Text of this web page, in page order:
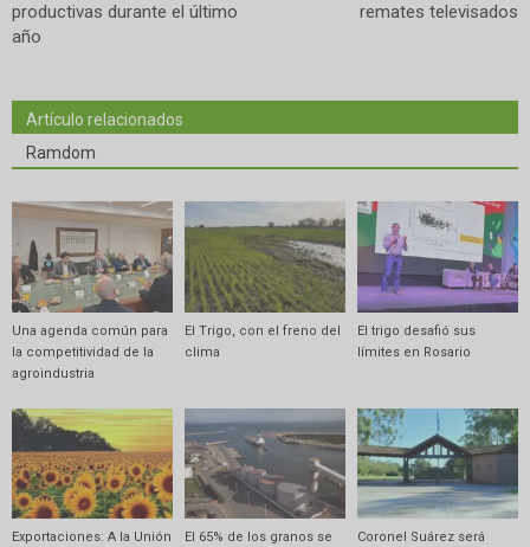
productivas durante el último
año
remates televisados
Artículo relacionados
Ramdom
Una agenda común para
la competitividad de la
agroindustria
El Trigo, con el freno del
clima
El trigo desafió sus
límites en Rosario
Exportaciones: A la Unión
El 65% de los granos se
Coronel Suárez será